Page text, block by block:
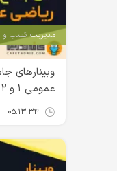
مدیریت کسب و
وبینارهای
عمومی ۱ و ۲
۰۵:۱۳:۳۴